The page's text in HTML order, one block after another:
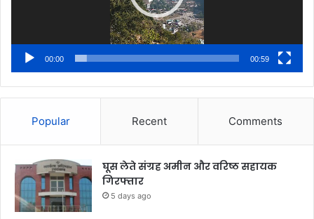
00:00 00:59
Popular Recent Comments
घूस लेते संग्रह अमीन और वरिष्ठ सहायक
गिरफ्तार
5 days ago